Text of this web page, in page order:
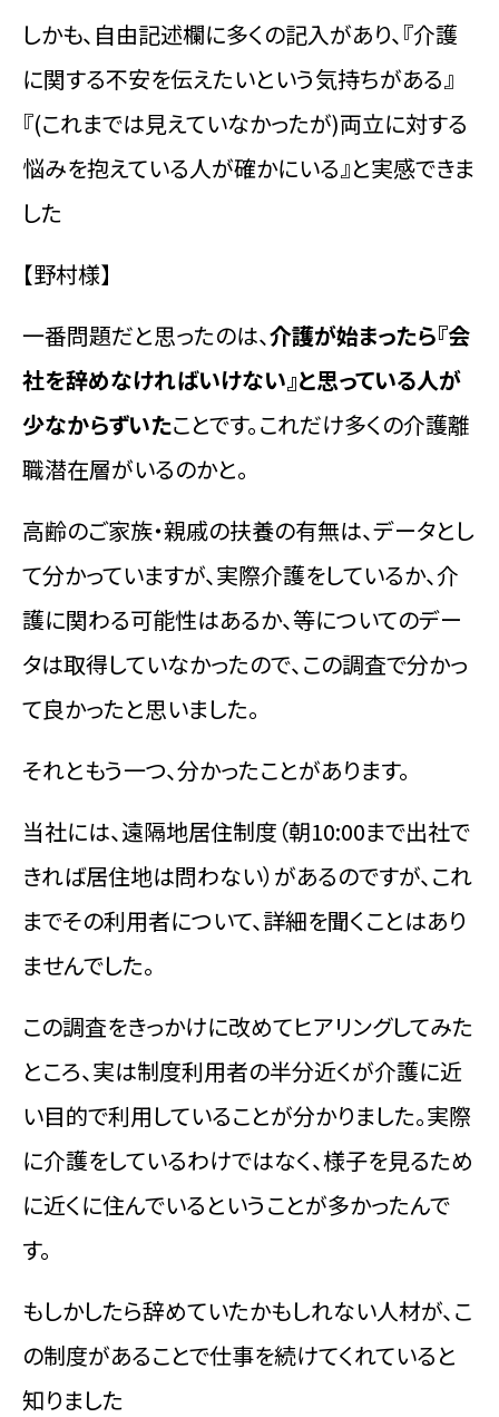
しかも、自由記述欄に多くの記入があり、『介護
に関する不安を伝えたいという気持ちがある』
『(これまでは見えていなかったが)両立に対する
悩みを抱えている人が確かにいる』と実感できま
した
【野村様】
一番問題だと思ったのは、介護が始まったら『会
社を辞めなければいけない』と思っている人が
少なからずいたことです。これだけ多くの介護離
職潜在層がいるのかと。
高齢のご家族・親戚の扶養の有無は、データとし
て分かっていますが、実際介護をしているか、介
護に関わる可能性はあるか、等についてのデー
タは取得していなかったので、この調査で分かっ
て良かったと思いました。
それともう一つ、分かったことがあります。
当社には、遠隔地居住制度（朝10:00まで出社で
きれば居住地は問わない）があるのですが、これ
までその利用者について、詳細を聞くことはあり
ませんでした。
この調査をきっかけに改めてヒアリングしてみた
ところ、実は制度利用者の半分近くが介護に近
い目的で利用していることが分かりました。実際
に介護をしているわけではなく、様子を見るため
に近くに住んでいるということが多かったんで
す。
もしかしたら辞めていたかもしれない人材が、こ
の制度があることで仕事を続けてくれていると
知りました